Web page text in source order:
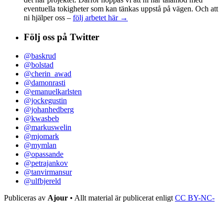
eventuella tokigheter som kan tänkas uppstå på vägen. Och att
ni hjälper oss – följ arbetet här →
Följ oss på Twitter
@baskrud
@bolstad
@cherin_awad
@damonrasti
@emanuelkarlsten
@jockegustin
@johanhedberg
@kwasbeb
@markuswelin
@mjomark
@mymlan
@opassande
@petrajankov
@tanvirmansur
@ulfbjereld
Publiceras av Ajour • Allt material är publicerat enligtCC BY-NC-